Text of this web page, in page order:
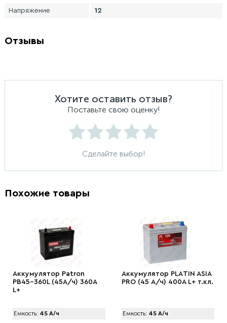
Напряжение 12
Отзывы
Хотите оставить отзыв?
Поставьте свою оценку!
Сделайте выбор!
Похожие товары
Аккумулятор Patron
PB45-360L (45А/ч) 360A
L+
Емкость: 45 А/ч
Аккумулятор PLАTIN ASIA
PRO (45 А/ч) 400A L+ т.кл.
Емкость: 45 А/ч